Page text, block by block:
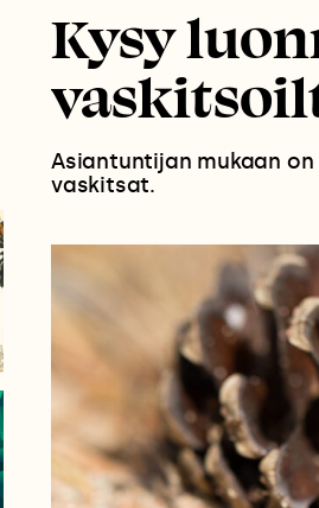
Kysy
Asiantuntijan mukaan
vaskitsat.